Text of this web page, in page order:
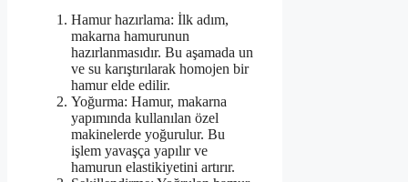
Hamur hazırlama: İlk adım,
makarna hamurunun
hazırlanmasıdır. Bu aşamada un
ve su karıştırılarak homojen bir
hamur elde edilir.
Yoğurma: Hamur, makarna
yapımında kullanılan özel
makinelerde yoğurulur. Bu
işlem yavaşça yapılır ve
hamurun elastikiyetini artırır.